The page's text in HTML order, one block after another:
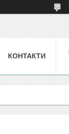
КОНТАКТИ